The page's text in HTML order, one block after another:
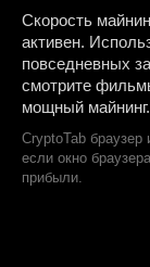
Cкорость
активен.
повседневных
смотрите
мощный майнинг.
CryptoTab браузер
если окно
прибыли.